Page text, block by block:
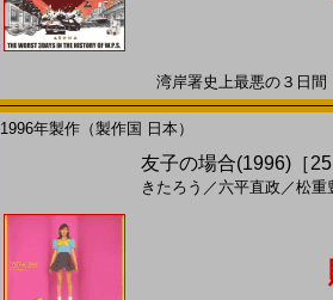
湾岸署史上最悪の３日
1996年製作（製作国 日本）
友子の場合(1996)［
きたろう ／ 六平直政 ／松重